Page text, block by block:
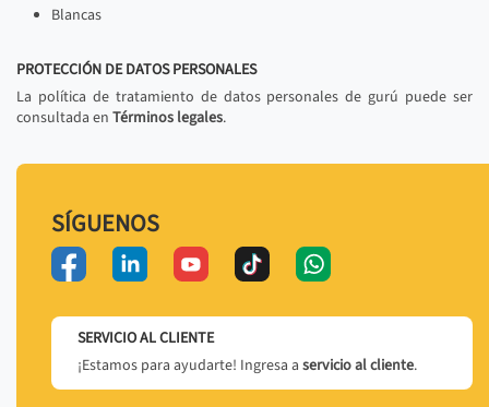
Blancas
PROTECCIÓN DE DATOS PERSONALES
La política de tratamiento de datos personales de gurú puede ser
consultada en Términos legales.
SÍGUENOS
SERVICIO AL CLIENTE
¡Estamos para ayudarte! Ingresa a servicio al cliente.